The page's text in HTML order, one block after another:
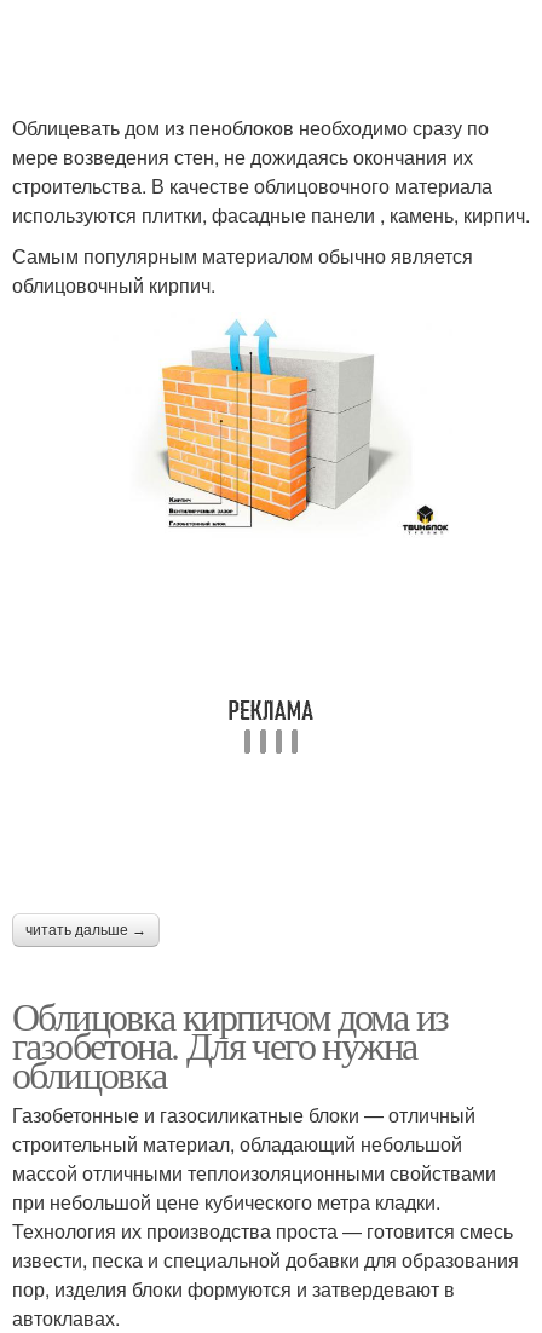
Облицевать дом из пеноблоков необходимо сразу по
мере возведения стен, не дожидаясь окончания их
строительства. В качестве облицовочного материала
используются плитки, фасадные панели , камень, кирпич.
Самым популярным материалом обычно является
облицовочный кирпич.
читать дальше →
Облицовка кирпичом дома из
газобетона. Для чего нужна
облицовка
Газобетонные и газосиликатные блоки — отличный
строительный материал, обладающий небольшой
массой отличными теплоизоляционными свойствами
при небольшой цене кубического метра кладки.
Технология их производства проста — готовится смесь
извести, песка и специальной добавки для образования
пор, изделия блоки формуются и затвердевают в
автоклавах.